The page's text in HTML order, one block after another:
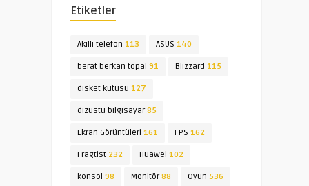
Etiketler
Akıllı telefon 113 ASUS 140
berat berkan topal 91 Blizzard 115
disket kutusu 127
dizüstü bilgisayar85
Ekran Görüntüleri 161 FPS 162
Fragtist 232 Huawei 102
konsol 98 Monitör88 Oyun 536